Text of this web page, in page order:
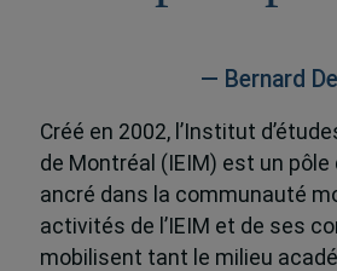
— Bernard
Créé en 2002, l’Institut
de Montréal (IEIM) est un pôle
ancré dans la communauté
activités de l’IEIM et de ses
mobilisent tant le milieu